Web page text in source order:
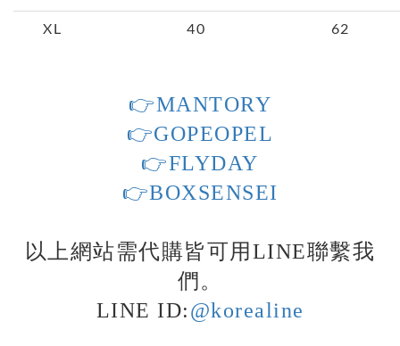
XL 40 62
👉MANTORY
👉GOPEOPEL
👉FLYDAY
👉BOXSENSEI
以上網站需代購皆可用LINE聯繫我
們。
LINE ID:@korealine